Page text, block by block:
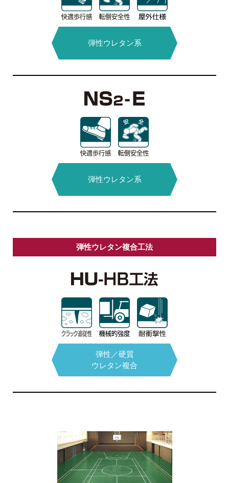
弾性ウレタン系
弾性ウレタン系
弾性ウレタン複合工法
弾性／硬質
ウレタン複合
無溶剤型
エポキシ系
無溶剤型
アクリル系
エポキシ系
高分子シリカ系
下塗りタイプ
ハイブリッド
タイプ
抗菌タイプ
通気性
カタログPDFはこちら